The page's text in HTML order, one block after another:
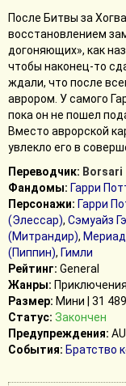
После Битвы за
восстановлением
догоняющих», как
чтобы наконец-то
ждали, что после
аврором. У самого
пока он не пошел
Вместо аврорской
увлекло его в
Переводчик: Borsari
Фандомы: Гарри
Персонажи: Гарри
(Элессар), Сэмуайз
(Митрандир),
(Пиппин), Гимли
Рейтинг: General
Жанры:
Размер: Мини | 31
Статус: Закончен
Предупреждения:
События: Братство